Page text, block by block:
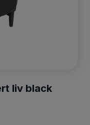
liv black